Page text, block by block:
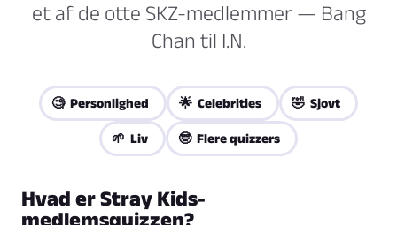
et af de otte SKZ-medlemmer — Bang
Chan til I.N.
🧐 Personlighed 🌟 Celebrities 🤣 Sjovt
🌱 Liv 🤓 Flere quizzers
Hvad er Stray Kids-
medlemsquizzen?